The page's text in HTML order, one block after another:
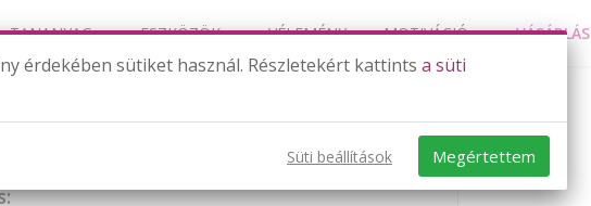
TANANYAG ESZKÖZÖK VÉLEMÉNY MOTIVÁCIÓ VÁSÁRLÁS
érdekében sütiket használ. Részletekért kattints a süti
Süti beállítások Megértettem